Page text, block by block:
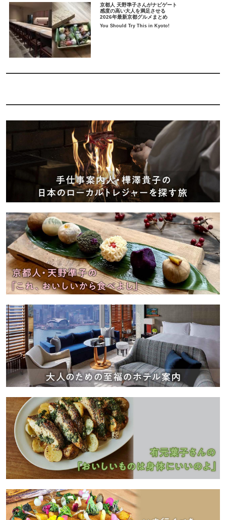
京都人 天野準子さんがナビゲート
感度の高い大人を満足させる
2026年最新京都グルメまとめ
You Should Try This in Kyoto!